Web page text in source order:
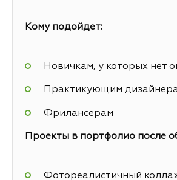
Кому подойдет:
Новичкам, у которых нет
Практикующим
Фрилансерам
Проекты в портфолио после
Фотореалистичный